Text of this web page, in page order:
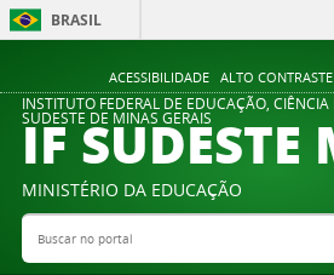
ACESSIBILIDADE ALTO CONTRASTE
BRASIL
INSTITUTO FEDERAL DE EDUCAÇÃO,
SUDESTE DE MINAS GERAIS
IF SUDESTE
MINISTÉRIO DA EDUCAÇÃO
Buscar no portal